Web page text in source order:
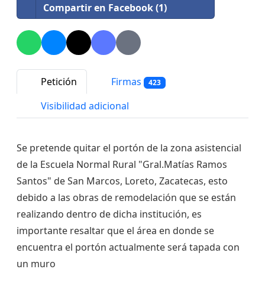
Compartir en Facebook (1)
Petición Firmas 423
Visibilidad adicional
Se pretende quitar el portón de la zona asistencial
de la Escuela Normal Rural "Gral.Matías Ramos
Santos" de San Marcos, Loreto, Zacatecas, esto
debido a las obras de remodelación que se están
realizando dentro de dicha institución, es
importante resaltar que el área en donde se
encuentra el portón actualmente será tapada con
un muro